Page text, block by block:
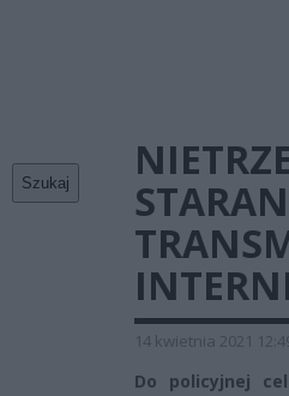
Szukaj
14 kwietnia 2021
Do policyjnej